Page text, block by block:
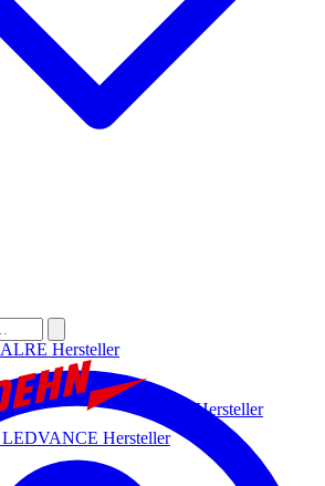
ALRE Hersteller
Hersteller
LEDVANCE Hersteller